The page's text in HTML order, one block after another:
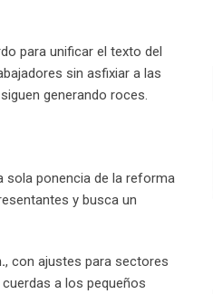
para unificar el texto del
sin asfixiar a las
generando roces.
sola ponencia de la reforma
y busca un
, con ajustes para sectores
a los pequeños